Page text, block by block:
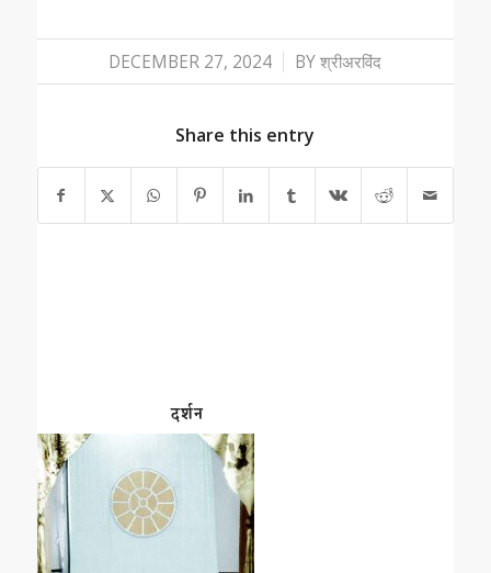
DECEMBER 27, 2024
/ BYश्रीअरविंद
Share this entry
दर्शन